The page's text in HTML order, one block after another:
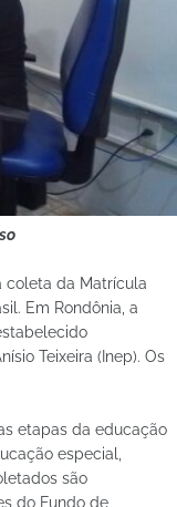
coleta da Matrícula
Em Rondônia, a
Teixeira (Inep). Os
etapas da educação
especial,
são
do Fundo de